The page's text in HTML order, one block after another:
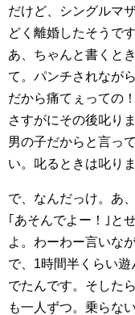
だけど、シングルマ
どく離婚したそうです
あ、ちゃんと書くと
て。パンチされなが
だから痛てぇっての！
さすがにその後叱り
男の子だからと言っ
い。叱るときは叱りま
で、なんだっけ。あ
｢あそんでよー！｣と
よ。わーわー言いなが
で、1時間半くらい
でたんです。そした
も一人ずつ。乗らな